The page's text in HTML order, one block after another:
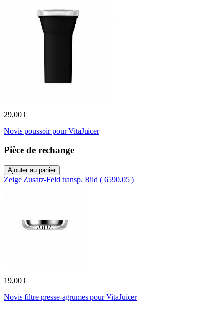
29,00 €
Novis poussoir pour VitaJuicer
Pièce de rechange
Ajouter au panier
Zeige Zusatz-Feld transp. Bild ( 6590.05 )
19,00 €
Novis filtre presse-agrumes pour VitaJuicer